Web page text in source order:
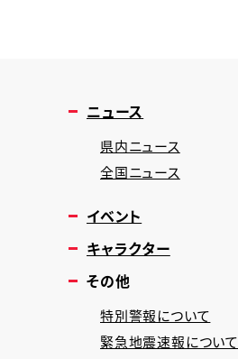
ニュース
県内ニュース
全国ニュース
イベント
キャラクター
その他
特別警報について
緊急地震速報について